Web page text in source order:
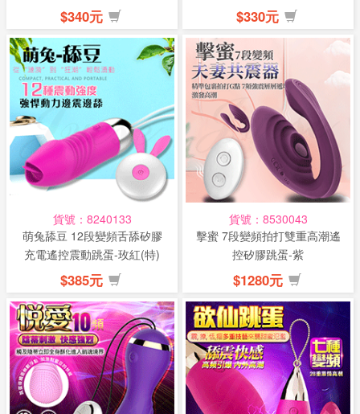
(特...
$340元
(特...
$330元
貨號：8240133
萌兔舔豆 12段變頻舌舔矽膠
充電遙控震動跳蛋-玫紅(特)
$385元
貨號：8530043
擊蜜 7段變頻拍打雙重高潮遙
控矽膠跳蛋-紫
$1280元